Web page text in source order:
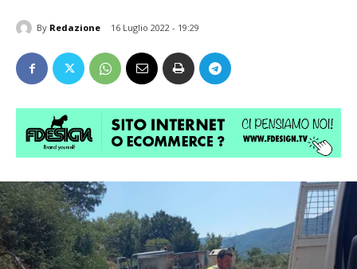
By Redazione 16 Luglio 2022 - 19:29